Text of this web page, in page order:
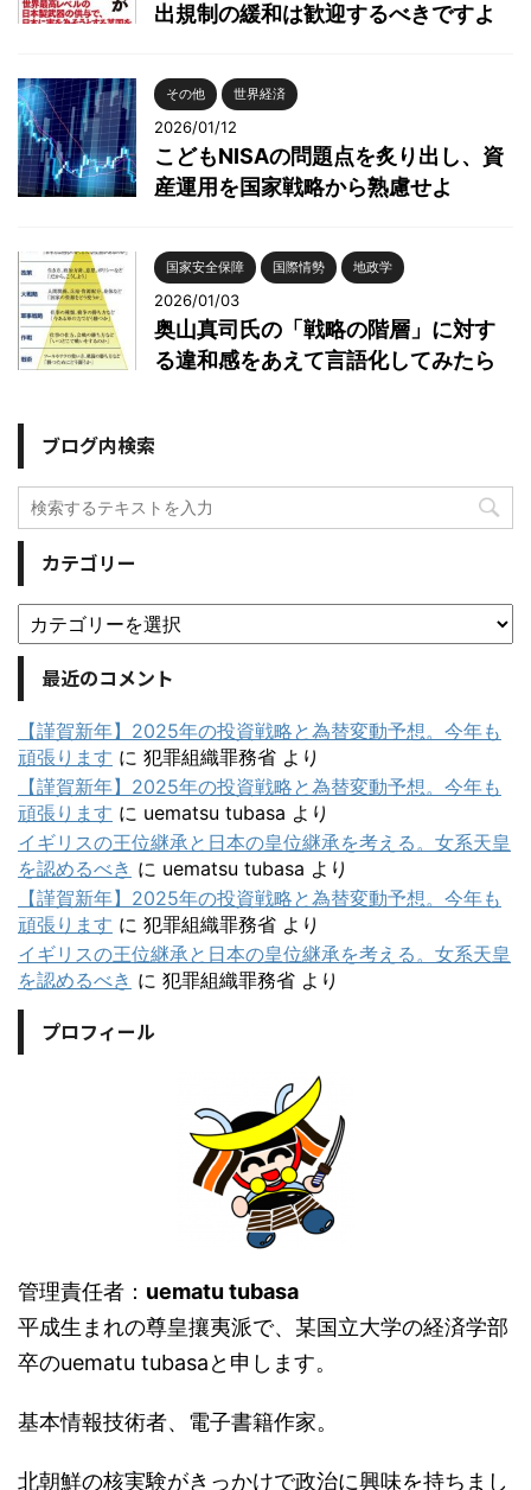
出規制の緩和は歓迎するべきですよ
その他 世界経済
2026/01/12
こどもNISAの問題点を炙り出し、資
産運用を国家戦略から熟慮せよ
国家安全保障 国際情勢 地政学
2026/01/03
奥山真司氏の「戦略の階層」に対す
る違和感をあえて言語化してみたら
ブログ内検索
カテゴリー
最近のコメント
【謹賀新年】2025年の投資戦略と為替変動予想。今年も
頑張ります に 犯罪組織罪務省 より
【謹賀新年】2025年の投資戦略と為替変動予想。今年も
頑張ります に uematsu tubasa より
イギリスの王位継承と日本の皇位継承を考える。女系天皇
を認めるべき に uematsu tubasa より
【謹賀新年】2025年の投資戦略と為替変動予想。今年も
頑張ります に 犯罪組織罪務省 より
イギリスの王位継承と日本の皇位継承を考える。女系天皇
を認めるべき に 犯罪組織罪務省 より
プロフィール
管理責任者： uematu tubasa
平成生まれの尊皇攘夷派で、某国立大学の経済学部
卒のuematu tubasaと申します。
基本情報技術者、電子書籍作家。
北朝鮮の核実験がきっかけで政治に興味を持ちまし